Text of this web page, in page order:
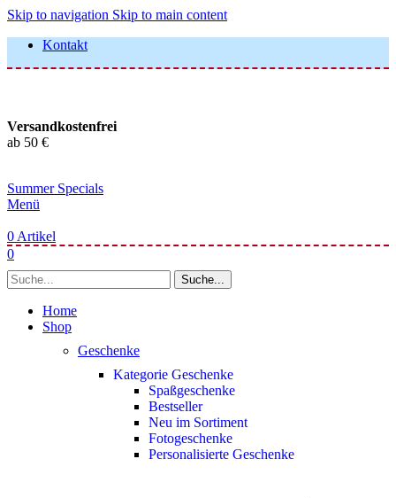
Skip to navigation Skip to main content
Kontakt
Versandkostenfrei
ab 50 €
Summer Specials
Menü
0 Artikel
0
Suche...
Home
Shop
Geschenke
Kategorie Geschenke
Spaßgeschenke
Bestseller
Neu im Sortiment
Fotogeschenke
Personalisierte Geschenke